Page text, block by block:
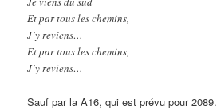
Et par tous les chemins,
J’y reviens…
Et par tous les chemins,
J’y reviens…
Sauf par la A16, qui est prévu pour 2089.